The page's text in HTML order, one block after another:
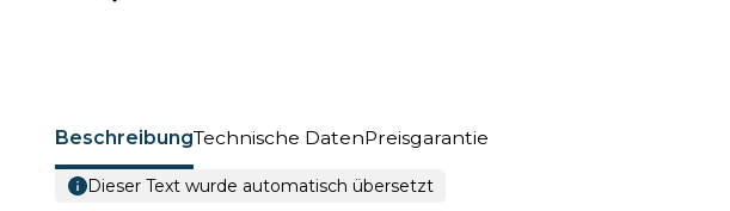
BeschreibungTechnische DatenPreisgarantie
Dieser Text wurde automatisch übersetzt